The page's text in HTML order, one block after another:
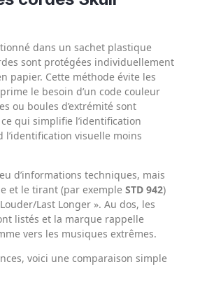
dans un sachet plastique
sont protégées individuellement
papier. Cette méthode évite les
le besoin d’un code couleur
ou boules d’extrémité sont
qui simplifie l’identification
l’identification visuelle moins
d’informations techniques, mais
et le tirant (par exemple STD 942)
Last Longer ». Au dos, les
listés et la marque rappelle
vers les musiques extrêmes.
voici une comparaison simple